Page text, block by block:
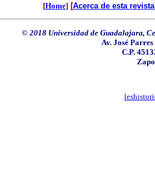
[Home] [Acerca de esta revista
© 2018 Universidad de Guadalajara,
Av. José
C.P.